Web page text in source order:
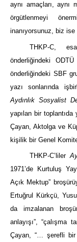
aynı amaçları, aynı
örgütlenmeyi
inanıyorsunuz, biz ise
THKP-C,
önderliğindeki
önderliğindeki SBF
yazı sonlarında
Aydınlık Sosyalist
yapılan bir toplantıda
Çayan, Aktolga ve
kişilik bir Genel
THKP-C’liler
1971’de Kurtuluş
Açık Mektup”
Ertuğrul Kürkçü,
da imzalanan
anlayışı”, “çalışma
Çayan, “… şerefli bir